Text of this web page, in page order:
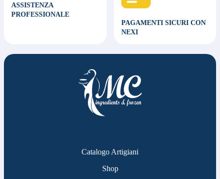
ASSISTENZA
PROFESSIONALE
PAGAMENTI SICURI CON
NEXI
Catalogo Artigiani
Shop